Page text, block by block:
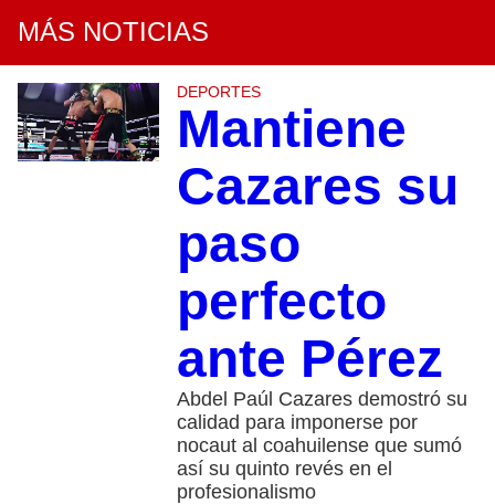
MÁS NOTICIAS
DEPORTES
Mantiene
Cazares su
paso
perfecto
ante Pérez
Abdel Paúl Cazares demostró su
calidad para imponerse por
nocaut al coahuilense que sumó
así su quinto revés en el
profesionalismo